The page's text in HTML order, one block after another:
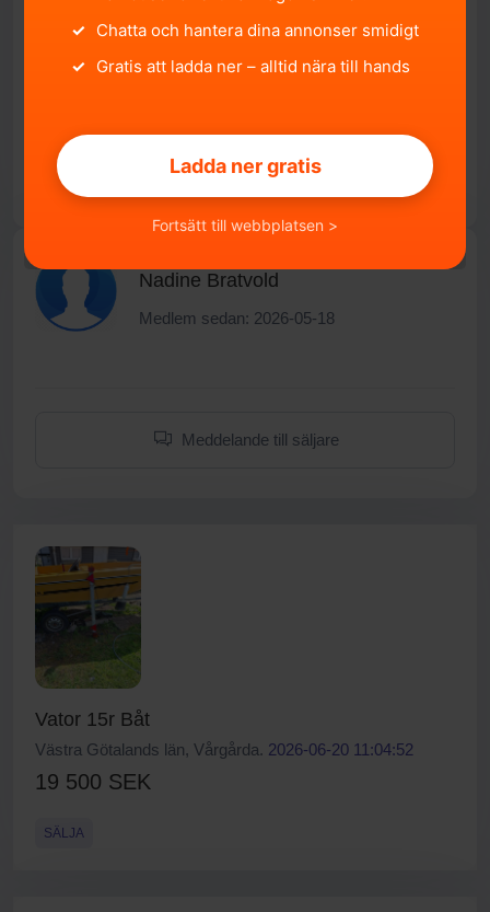
En väldigt trivsam och rymlig kvalitetsvagn som är
redo för nya ägare och många fina minnen.
Nadine Bratvold
Medlem sedan: 2026-05-18
Meddelande till säljare
Vator 15r Båt
Västra Götalands län, Vårgårda. 2026-06-20 11:04:52
19 500 SEK
SÄLJA
✓ Chatta och hantera dina annonser smidigt
✓ Gratis att ladda ner – alltid nära till hands
Ladda ner gratis
Fortsätt till webbplatsen >